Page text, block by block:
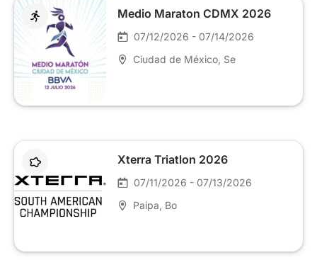
Medio Maraton CDMX 2026
07/12/2026 - 07/14/2026
Ciudad de México , Se
Xterra Triatlon 2026
07/11/2026 - 07/13/2026
Paipa , Bo